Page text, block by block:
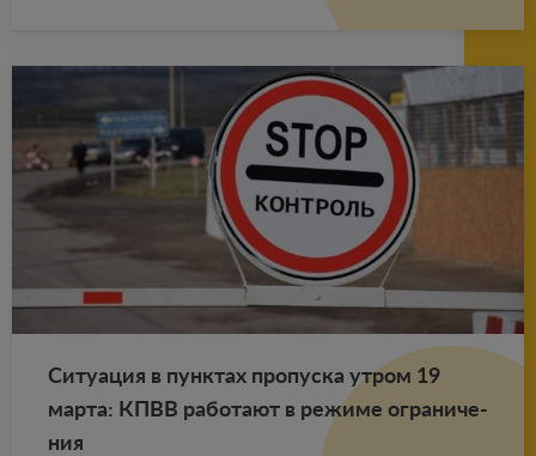
Си­ту­а­ция в пунк­тах про­пус­ка утром 19
марта: КПВВ ра­бо­та­ют в ре­жи­ме огра­ни­че­
ния